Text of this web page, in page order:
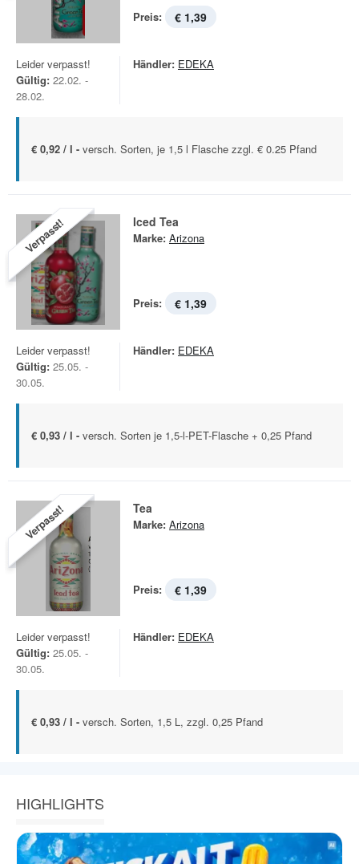
Preis: € 1,39
Leider verpasst!
Gültig: 22.02. -
28.02.
Händler: EDEKA
€ 0,92 / l - versch. Sorten, je 1,5 l Flasche zzgl. € 0.25 Pfand
Verpasst! Iced Tea
Marke: Arizona
Preis: € 1,39
Leider verpasst!
Gültig: 25.05. -
30.05.
Händler: EDEKA
€ 0,93 / l - versch. Sorten je 1,5-l-PET-Flasche + 0,25 Pfand
Verpasst! Tea
Marke: Arizona
Preis: € 1,39
Leider verpasst!
Gültig: 25.05. -
30.05.
Händler: EDEKA
€ 0,93 / l - versch. Sorten, 1,5 L, zzgl. 0,25 Pfand
HIGHLIGHTS